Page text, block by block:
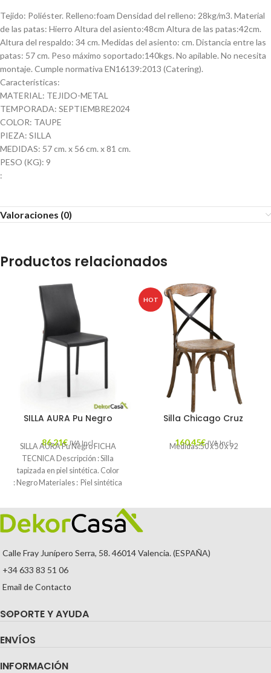
Tejido: Poliéster. Relleno:foam Densidad del relleno: 28kg/m3. Material
de las patas: Hierro Altura del asiento:48cm Altura de las patas:42cm.
Altura del respaldo: 34 cm. Medidas del asiento: cm. Distancia entre las
patas: 57 cm. Peso máximo soportado:140kgs. No apilable. No necesita
montaje. Cumple normativa EN16139:2013 (Catering).
Características:
MATERIAL: TEJIDO-METAL
TEMPORADA: SEPTIEMBRE2024
COLOR: TAUPE
PIEZA: SILLA
MEDIDAS: 57 cm. x 56 cm. x 81 cm.
PESO (KG): 9
:
Valoraciones (0)
Productos relacionados
SILLA AURA Pu Negro
86,21€ IVA Incl.
SILLA AURA Pu Negro FICHA
TECNICA Descripción : Silla
tapizada en piel sintética. Color
: Negro Materiales : Piel sintética
HOT
Silla Chicago Cruz
160,45€ IVA Incl.
Medidas:50 x 50 x 92
Calle Fray Junípero Serra, 58. 46014 Valencia. (ESPAÑA)
+34 633 83 51 06
Email de Contacto
SOPORTE Y AYUDA
ENVÍOS
INFORMACIÓN